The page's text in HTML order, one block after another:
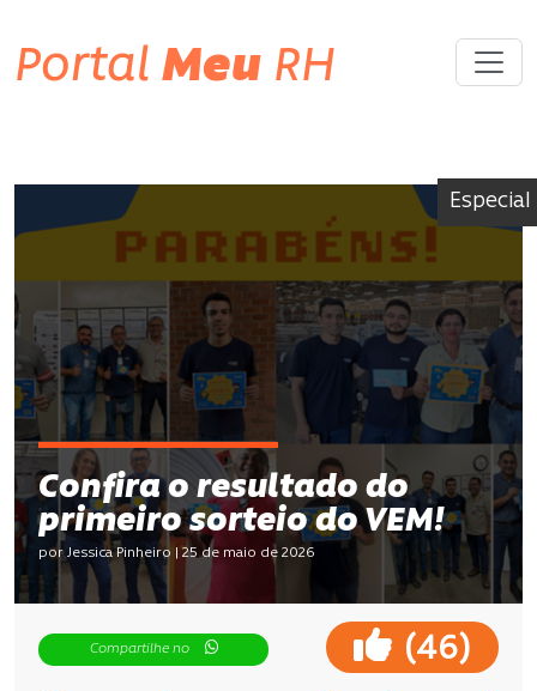
Portal Meu RH
Especial
Confira o resultado do
primeiro sorteio do VEM!
por Jessica Pinheiro | 25 de maio de 2026
Compartilhe no (46)